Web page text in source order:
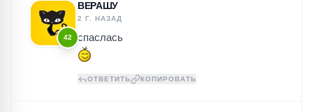
42
ВЕРАШУ
2 Г. НАЗАД
спаслась
ОТВЕТИТЬ КОПИРОВАТЬ